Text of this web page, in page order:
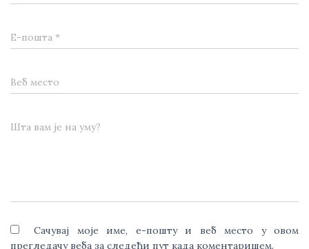
Е-пошта *
Веб место
Шта вам је на уму?
Сачувај моје име, е-пошту и веб место у овом
прегледачу веба за следећи пут када коментаришем.